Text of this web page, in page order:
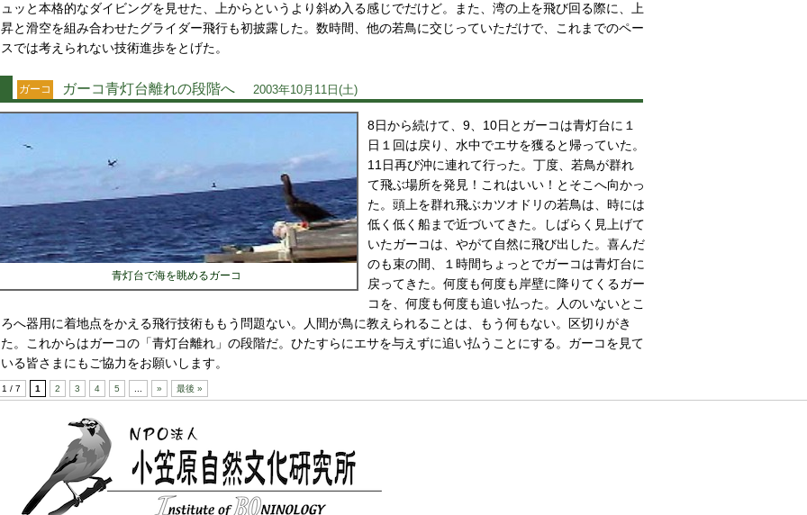
ュッと本格的なダイビングを見せた、上からというより斜め入る感じでだけど。また、湾の上を飛び回る際に、上
昇と滑空を組み合わせたグライダー飛行も初披露した。数時間、他の若鳥に交じっていただけで、これまでのペー
スでは考えられない技術進歩をとげた。
ガーコ ガーコ青灯台離れの段階へ 2003年10月11日(土)
青灯台で海を眺めるガーコ
8日から続けて、9、10日とガーコは青灯台に１
日１回は戻り、水中でエサを獲ると帰っていた。
11日再び沖に連れて行った。丁度、若鳥が群れ
て飛ぶ場所を発見！これはいい！とそこへ向かっ
た。頭上を群れ飛ぶカツオドリの若鳥は、時には
低く低く船まで近づいてきた。しばらく見上げて
いたガーコは、やがて自然に飛び出した。喜んだ
のも束の間、１時間ちょっとでガーコは青灯台に
戻ってきた。何度も何度も岸壁に降りてくるガー
コを、何度も何度も追い払った。人のいないとこ
ろへ器用に着地点をかえる飛行技術ももう問題ない。人間が鳥に教えられることは、もう何もない。区切りがき
た。これからはガーコの「青灯台離れ」の段階だ。ひたすらにエサを与えずに追い払うことにする。ガーコを見て
いる皆さまにもご協力をお願いします。
1 / 7 1 2 3 4 5 » 最後 »